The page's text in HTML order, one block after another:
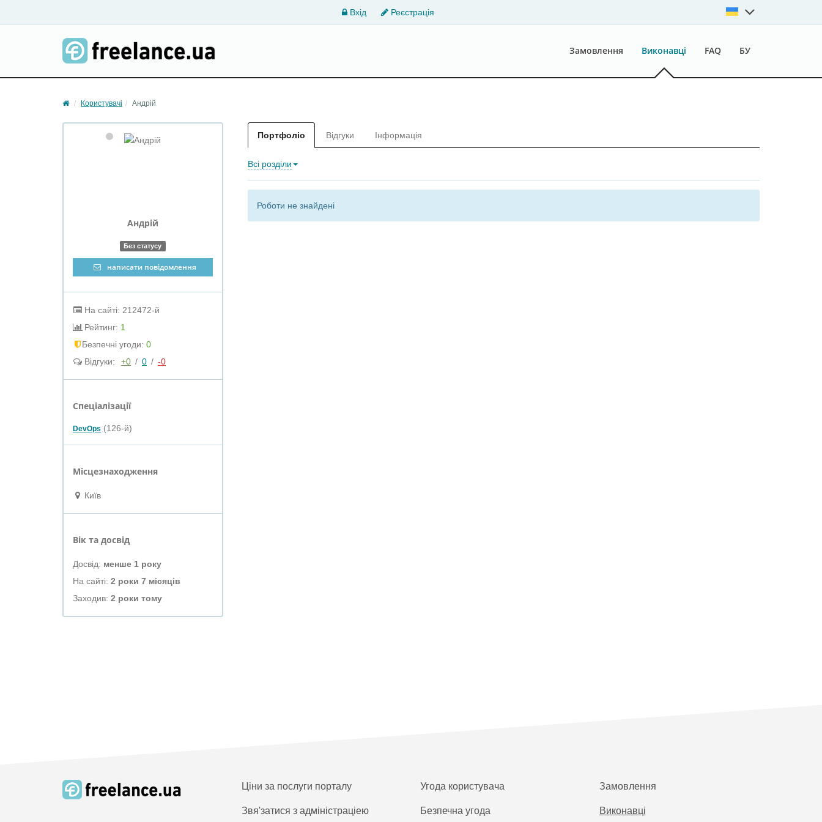
Вхід Реєстрація
Замовлення Виконавці FAQ БУ
Користувачі Андрій
Андрій
Без статусу
написати повідомлення
На сайті: 212472-й
Рейтинг: 1
Безпечні угоди: 0
Відгуки:
+0 / 0 / -0
Спеціалізації
DevOps (126-й)
Місцезнаходження
Київ
Вік та досвід
Досвід: менше 1 року
На сайті: 2 роки 7 місяців
Заходив: 2 роки тому
Портфоліо Відгуки Інформація
Всі розділи
Роботи не знайдені
Ціни за послуги порталу
Звя'затися з адміністраціею
Угода користувача
Безпечна угода
Замовлення
Виконавці